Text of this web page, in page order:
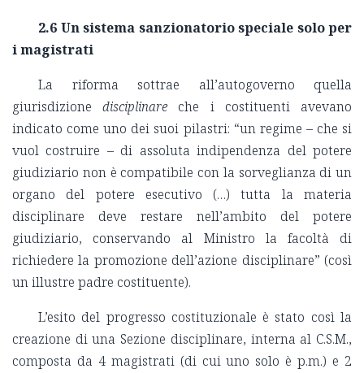
2.6 Un sistema sanzionatorio speciale solo per
i magistrati
La riforma sottrae all’autogoverno quella
giurisdizionedisciplinare che i costituenti avevano
indicato come uno dei suoi pilastri: “un regime – che si
vuol costruire – di assoluta indipendenza del potere
giudiziario non è compatibile con la sorveglianza di un
organo del potere esecutivo (…) tutta la materia
disciplinare deve restare nell’ambito del potere
giudiziario, conservando al Ministro la facoltà di
richiedere la promozione dell’azione disciplinare” (così
un illustre padre costituente).
L’esito del progresso costituzionale è stato così la
creazione di una Sezione disciplinare, interna al C.S.M.,
composta da 4 magistrati (di cui uno solo è p.m.) e 2